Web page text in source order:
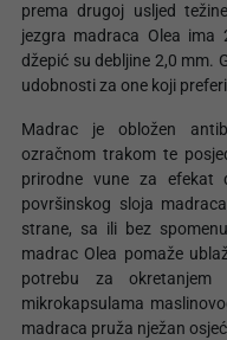
prema drugoj usljed
jezgra madraca Olea ima
džepić su debljine 2,0 mm.
udobnosti za one koji
Madrac je obložen
ozračnom trakom te
prirodne vune za efekat
površinskog sloja
strane, sa ili bez
madrac Olea pomaže
potrebu za
mikrokapsulama
madraca pruža nježan